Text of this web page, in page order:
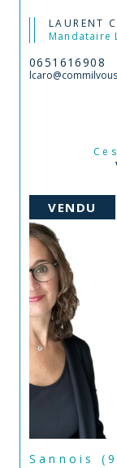
LAURENT
0651616908
VENDU
Sannois